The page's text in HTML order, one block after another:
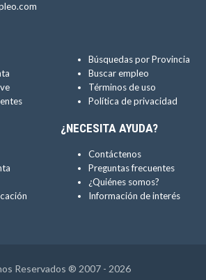
Búsquedas por Provincia
Buscar empleo
Términos de uso
Política de privacidad
¿NECESITA AYUDA?
Contáctenos
Preguntas frecuentes
¿Quiénes somos?
Información de interés
Reservados ® 2007 - 2026